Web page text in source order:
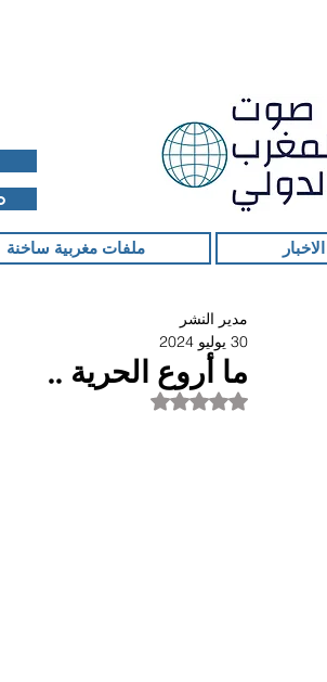
الاخبار ملفات مغربية ساخنة
ما أروع الحرية ..
مدير النشر
30 يوليو 2024
تم التقييم بـ ليس رقمًا من أصل 5 نجوم.